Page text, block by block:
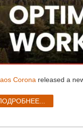
Coronareleased a